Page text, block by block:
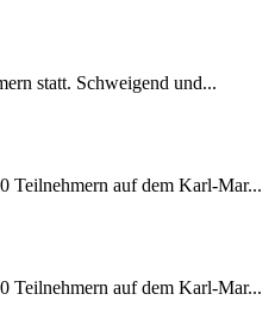
statt. Schweigend und...
Teilnehmern auf dem Karl-Mar...
Teilnehmern auf dem Karl-Mar...